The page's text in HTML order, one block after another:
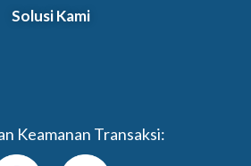
Solusi Kami
Keamanan Transaksi: